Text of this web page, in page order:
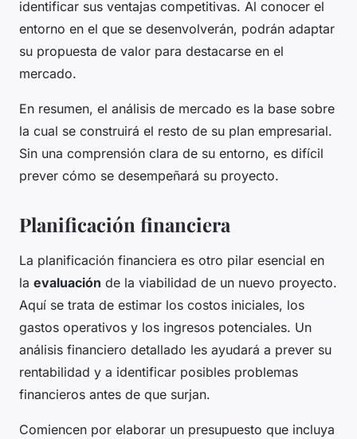
identificar sus ventajas competitivas. Al conocer el
entorno en el que se desenvolverán, podrán adaptar
su propuesta de valor para destacarse en el
mercado.
En resumen, el análisis de mercado es la base sobre
la cual se construirá el resto de su plan empresarial.
Sin una comprensión clara de su entorno, es difícil
prever cómo se desempeñará su proyecto.
Planificación financiera
La planificación financiera es otro pilar esencial en
la evaluación de la viabilidad de un nuevo proyecto.
Aquí se trata de estimar los costos iniciales, los
gastos operativos y los ingresos potenciales. Un
análisis financiero detallado les ayudará a prever su
rentabilidad y a identificar posibles problemas
financieros antes de que surjan.
Comiencen por elaborar un presupuesto que incluya